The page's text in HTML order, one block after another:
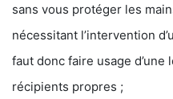
sans vous protéger les
nécessitant l’intervention
faut donc faire usage
récipients propres ;